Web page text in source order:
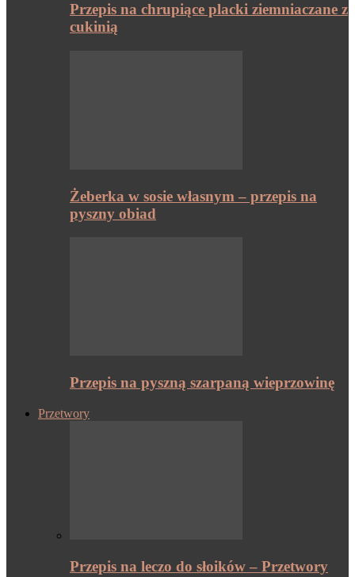
Przepis na chrupiące placki ziemniaczane z
cukinią
Żeberka w sosie własnym – przepis na
pyszny obiad
Przepis na pyszną szarpaną wieprzowinę
Przetwory
Przepis na leczo do słoików – Przetwory